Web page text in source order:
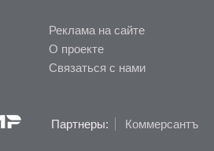
Реклама на сайте
О проекте
Связаться с нами
Партнеры: Коммерсантъ